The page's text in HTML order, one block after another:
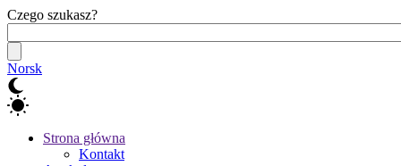
Czego szukasz?
Norsk
Strona główna
Kontakt